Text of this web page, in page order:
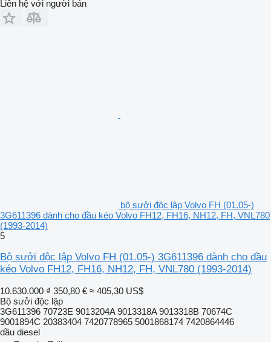
Liên hệ với người bán
bộ sưởi độc lập Volvo FH (01.05-)
3G611396 dành cho đầu kéo Volvo FH12, FH16, NH12, FH, VNL780
(1993-2014)
5
Bộ sưởi độc lập Volvo FH (01.05-) 3G611396 dành cho đầu
kéo Volvo FH12, FH16, NH12, FH, VNL780 (1993-2014)
10.630.000 ₫ 350,80 € ≈ 405,30 US$
Bộ sưởi độc lập
3G611396 70723E 9013204A 9013318A 9013318B 70674C
9001894С 20383404 7420778965 5001868174 7420864446
dầu diesel